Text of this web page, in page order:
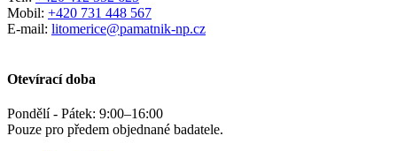
Mobil: +420 731 448 567
E-mail: litomerice@pamatnik-np.cz
Otevírací doba
Pondělí - Pátek: 9:00–16:00
Pouze pro předem objednané badatele.